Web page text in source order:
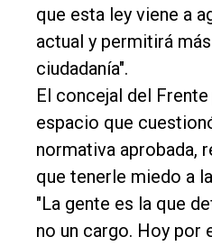
que esta ley viene a
actual y permitirá
ciudadanía".
El concejal del
espacio que
normativa aprobada,
que tenerle miedo a
"La gente es la que
no un cargo. Hoy por